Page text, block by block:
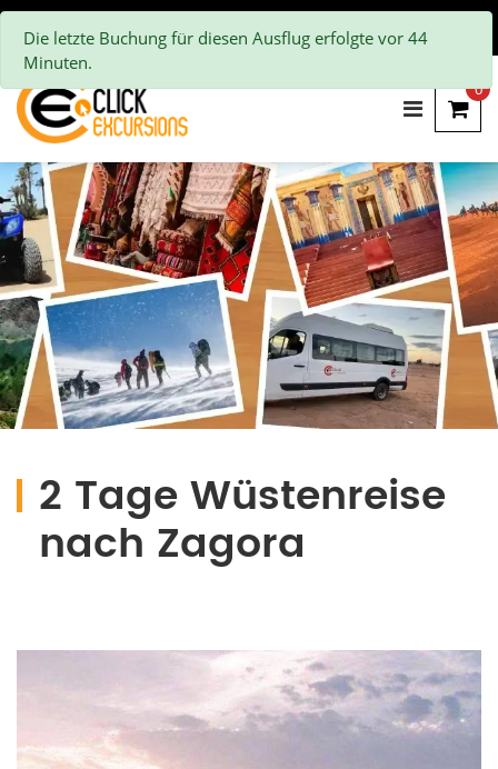
0
2 Tage Wüstenreise
nach Zagora
Die letzte Buchung für diesen Ausflug erfolgte vor 44
Minuten.